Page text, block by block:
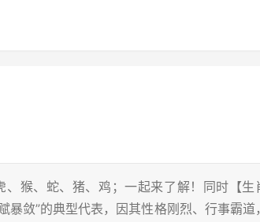
猴、蛇、猪、鸡；一起来了解！同时【生
敛”的典型代表，因其性格刚烈、行事霸道，